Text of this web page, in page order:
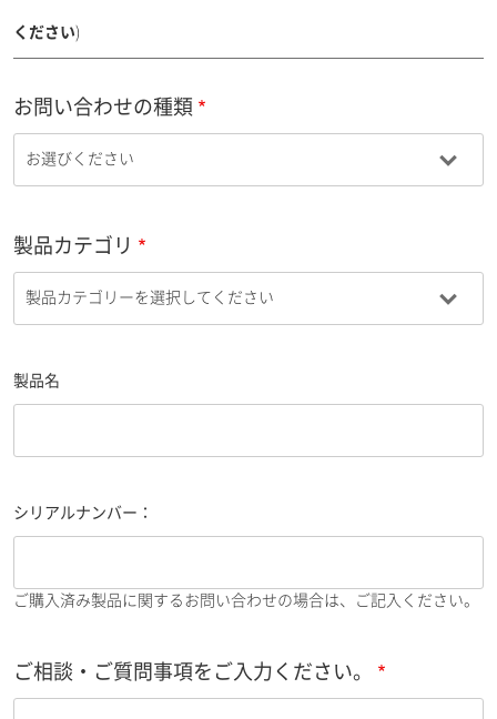
ください)
お問い合わせの種類
製品カテゴリ
製品名
シリアルナンバー：
ご購入済み製品に関するお問い合わせの場合は、ご記入ください。
ご相談・ご質問事項をご入力ください。